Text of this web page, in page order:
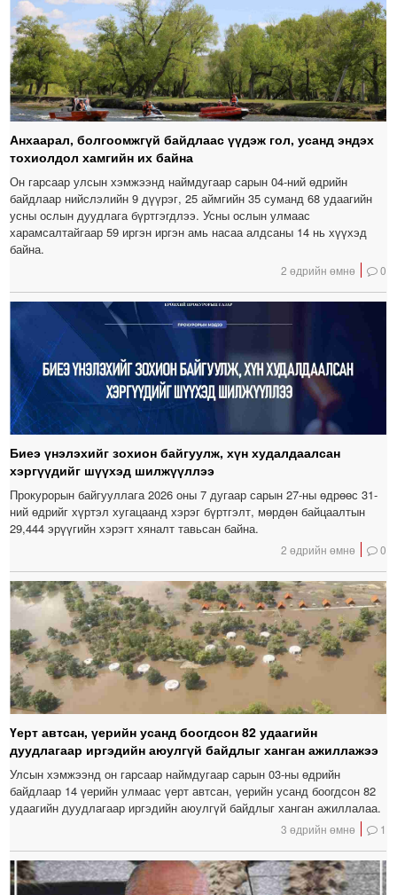
Анхаарал, болгоомжгүй байдлаас үүдэж гол, усанд эндэх
тохиолдол хамгийн их байна
Он гарсаар улсын хэмжээнд наймдугаар сарын 04-ний өдрийн
байдлаар нийслэлийн 9 дүүрэг, 25 аймгийн 35 суманд 68 удаагийн
усны ослын дуудлага бүртгэгдлээ. Усны ослын улмаас
харамсалтайгаар 59 иргэн иргэн амь насаа алдсаны 14 нь хүүхэд
байна.
2 өдрийн өмнө 0
Биеэ үнэлэхийг зохион байгуулж, хүн худалдаалсан
хэргүүдийг шүүхэд шилжүүллээ
Прокурорын байгууллага 2026 оны 7 дугаар сарын 27-ны өдрөөс 31-
ний өдрийг хүртэл хугацаанд хэрэг бүртгэлт, мөрдөн байцаалтын
29,444 эрүүгийн хэрэгт хяналт тавьсан байна.
2 өдрийн өмнө 0
Үерт автсан, үерийн усанд боогдсон 82 удаагийн
дуудлагаар иргэдийн аюулгүй байдлыг ханган ажиллажээ
Улсын хэмжээнд он гарсаар наймдугаар сарын 03-ны өдрийн
байдлаар 14 үерийн улмаас үерт автсан, үерийн усанд боогдсон 82
удаагийн дуудлагаар иргэдийн аюулгүй байдлыг ханган ажиллалаа.
3 өдрийн өмнө 1